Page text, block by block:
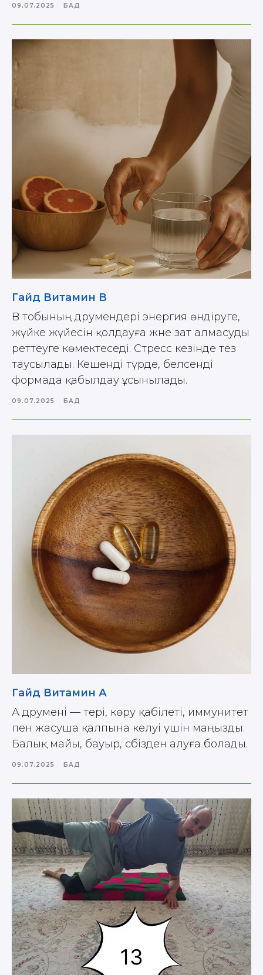
09.07.2025 БАД
Гайд Витамин В
B тобының дәрумендері энергия өндіруге,
жүйке жүйесін қолдауға және зат алмасуды
реттеуге көмектеседі. Стресс кезінде тез
таусылады. Кешенді түрде, белсенді
формада қабылдау ұсынылады.
09.07.2025 БАД
Гайд Витамин А
А дәрумені — тері, көру қабілеті, иммунитет
пен жасуша қалпына келуі үшін маңызды.
Балық майы, бауыр, сәбізден алуға болады.
09.07.2025 БАД